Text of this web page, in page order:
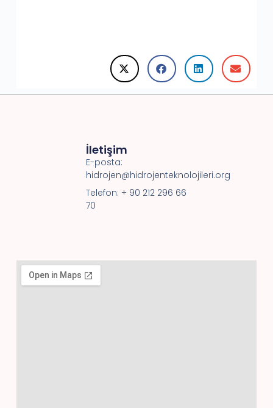
İletişim
E-posta:
hidrojen@hidrojenteknolojileri.org
Telefon: + 90 212 296 66
70